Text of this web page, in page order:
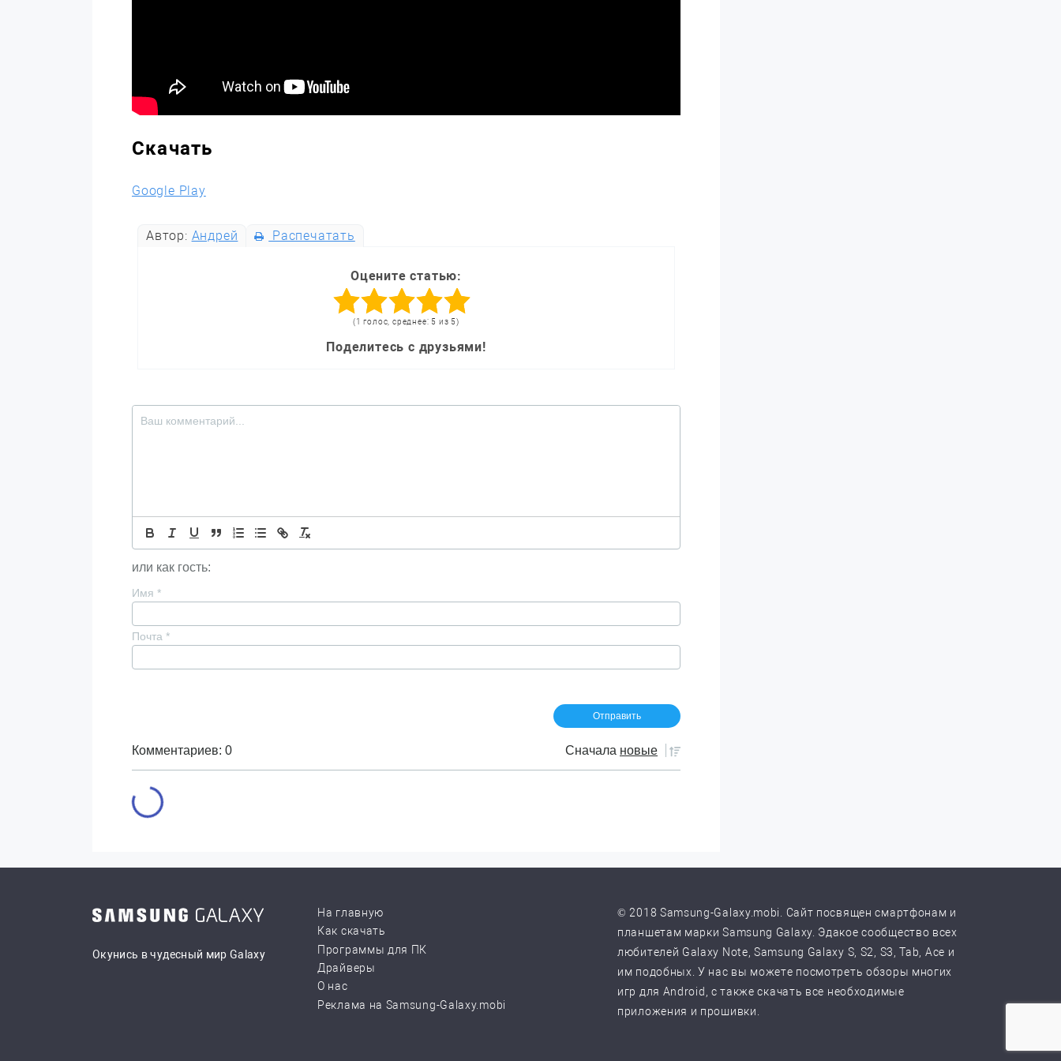
Скачать
Google Play
Автор: Андрей Распечатать
Оцените статью:
(1 голос, среднее: 5 из 5)
Поделитесь с друзьями!
или как гость:
Имя *
Почта *
Комментариев: 0 Сначала новые
Окунись в чудесный мир Galaxy
На главную
Как скачать
Программы для ПК
Драйверы
О нас
Реклама на Samsung-Galaxy.mobi
© 2018 Samsung-Galaxy.mobi. Сайт посвящен смартфонам и
планшетам марки Samsung Galaxy. Эдакое сообщество всех
любителей Galaxy Note, Samsung Galaxy S, S2, S3, Tab, Ace и
им подобных. У нас вы можете посмотреть обзоры многих
игр для Android, с также скачать все необходимые
приложения и прошивки.